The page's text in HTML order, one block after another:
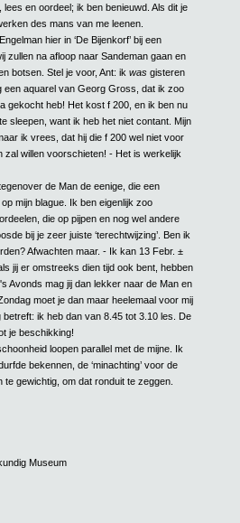
en oordeel; ik ben benieuwd. Als dit je
des mans van me leenen.
hier in ‘De Bijenkorf’ bij een
zullen na afloop naar Sandeman gaan en
botsen. Stel je voor, Ant: ik wasgisteren
een aquarel van Georg Gross, dat ik zoo
gekocht heb! Het kost f 200, en ik ben nu
sleepen, want ik heb het niet contant. Mijn
ik vrees, dat hij die f 200 wel niet voor
zal willen voorschieten! - Het is werkelijk
de Man de eenige, die een
mijn blague. Ik ben eigenlijk zoo
die op pijpen en nog wel andere
bij je zeer juiste ‘terechtwijzing’. Ben ik
Afwachten maar. - Ik kan 13 Febr. ±
jij er omstreeks dien tijd ook bent, hebben
Avonds mag jij dan lekker naar de Man en
moet je dan maar heelemaal voor mij
ik heb dan van 8.45 tot 3.10 les. De
je beschikking!
loopen parallel met de mijne. Ik
bekennen, de ‘minachting’ voor de
gewichtig, om dat ronduit te zeggen.
Museum